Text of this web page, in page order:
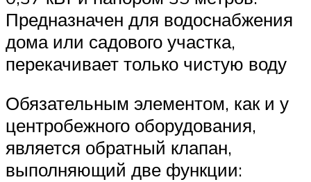
Предназначен для водоснабжения
дома или садового участка,
перекачивает только чистую воду
Обязательным элементом, как и у
центробежного оборудования,
является обратный клапан,
выполняющий две функции: